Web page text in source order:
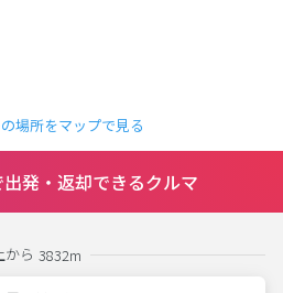
場所をマップで見る
発・返却できるクルマ
ら 3832m